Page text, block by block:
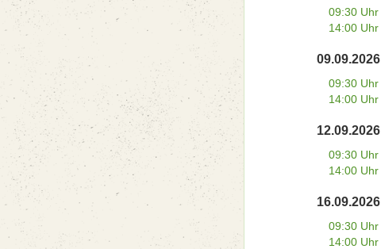
09:30 Uhr
14:00 Uhr
09.09.2026
09:30 Uhr
14:00 Uhr
12.09.2026
09:30 Uhr
14:00 Uhr
16.09.2026
09:30 Uhr
14:00 Uhr